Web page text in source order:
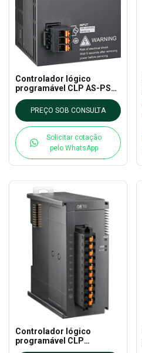
Controlador lógico
programável CLP AS-PS02
DELTA - AS CLP EXTN
PREÇO SOB CONSULTA
Solicitar cotação
pelo WhatsApp
Controlador lógico
programável CLP
AS64AM10N-A DELTA - AS